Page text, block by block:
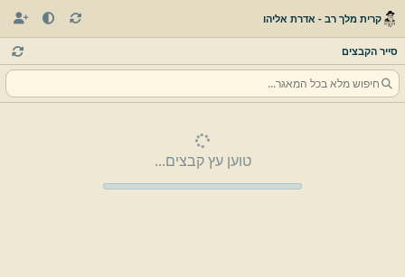
קרית מלך רב - אדרת אליהו
סייר הקבצים
טוען עץ קבצים...